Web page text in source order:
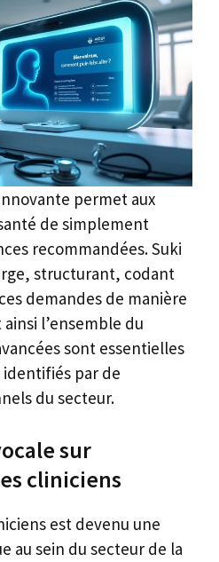
permet aux
de simplement
recommandées. Suki
structurant, codant
demandes de manière
l’ensemble du
sont essentielles
par de
du secteur.
sur
cliniciens
est devenu une
au sein du secteur de la